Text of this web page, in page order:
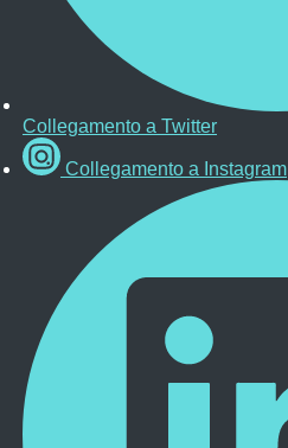
Collegamento a Twitter
Collegamento a Instagram